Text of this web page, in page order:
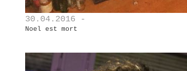
30.04.2016 -
Noel est mort